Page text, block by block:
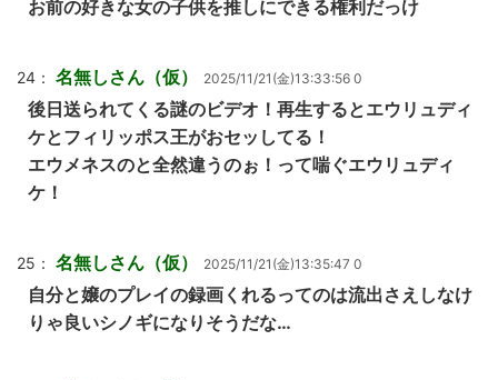
お前の好きな女の子供を推しにできる権利だっけ
24： 名無しさん（仮） 2025/11/21(金)13:33:56 0
後日送られてくる謎のビデオ！再生するとエウリュディ
ケとフィリッポス王がおセッしてる！
エウメネスのと全然違うのぉ！って喘ぐエウリュディ
ケ！
25： 名無しさん（仮） 2025/11/21(金)13:35:47 0
自分と嬢のプレイの録画くれるってのは流出さえしなけ
りゃ良いシノギになりそうだな…